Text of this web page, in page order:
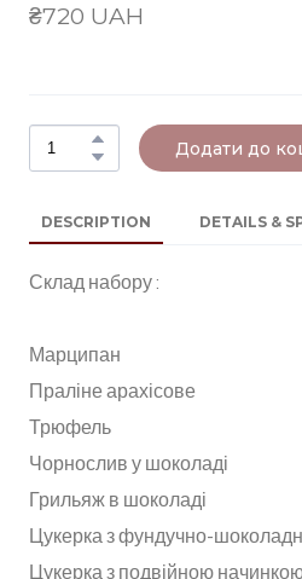
₴720 UAH
Додати до
DESCRIPTION DETAILS &
Склад набору :
Марципан
Праліне арахісове
Трюфель
Чорнослив у шоколаді
Грильяж в шоколаді
Цукерка з фундучно-
Цукерка з подвійною